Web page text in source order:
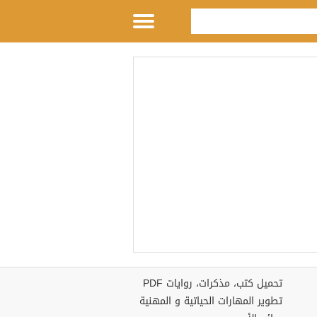
تحميل كتب، مذكرات، روايات PDF
تطوير المهارات الحياتية و المهنية